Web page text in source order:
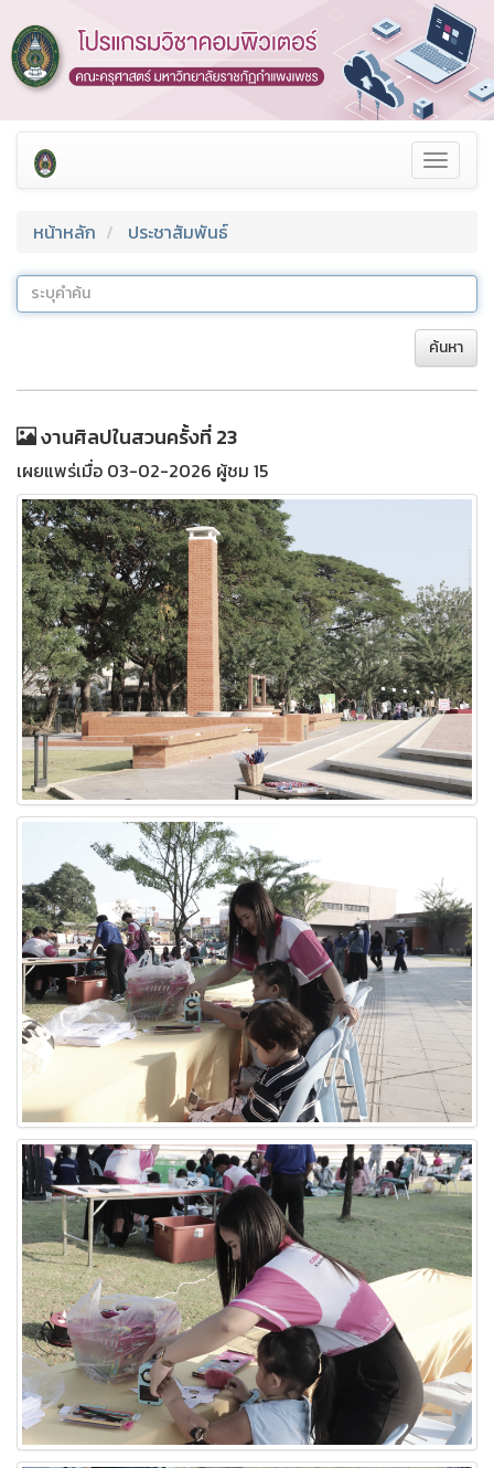
Toggle
หน้าหลัก
ประชาสัมพันธ์
ค้นหา
งานศิลปในสวนครั้งที่ 23
เผยแพร่เมื่อ 03-02-2026 ผู้ชม 15